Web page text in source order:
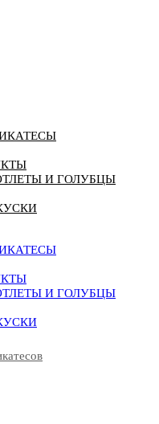
И ГОЛУБЦЫ
И ГОЛУБЦЫ